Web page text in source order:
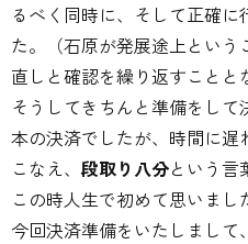
るべく同時に、そして正確
た。（石原が発展途上という
直しと確認を繰り返すことと
そうしてきちんと準備をして
本の決済でしたが、時間に
こなえ、段取り八分という言
この時人生で初めて思いまし
今回決済準備をいたしまし